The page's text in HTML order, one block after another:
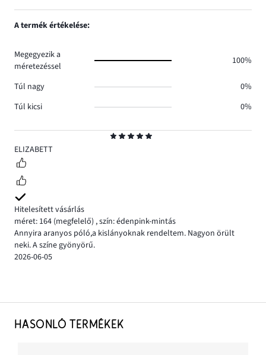
5
ELIZABETT
Hitelesített vásárlás
méret: 164 (megfelelő) ,szín: édenpink-mintás
Annyira aranyos póló,a kislányoknak rendeltem. Nagyon örült
neki. A színe gyönyörű.
2026-06-05
A termék értékelése:
Megegyezik a
méretezéssel
100%
Túl nagy
0%
Túl kicsi
0%
HASONLÓ TERMÉKEK